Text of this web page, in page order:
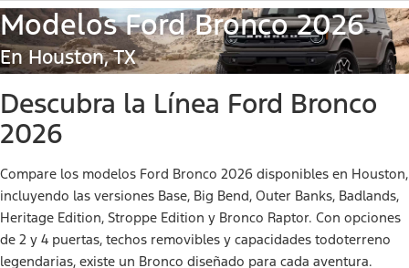
Modelos Ford Bronco 2026
En Houston, TX
Descubra la Línea Ford Bronco
2026
Compare los modelos Ford Bronco 2026 disponibles en Houston,
incluyendo las versiones Base, Big Bend, Outer Banks, Badlands,
Heritage Edition, Stroppe Edition y Bronco Raptor. Con opciones
de 2 y 4 puertas, techos removibles y capacidades todoterreno
legendarias, existe un Bronco diseñado para cada aventura.